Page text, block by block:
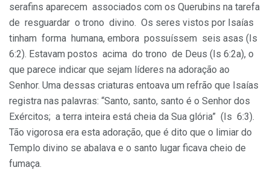
serafins aparecem associados com os Querubins na tarefa
de resguardar o trono divino. Os seres vistos por Isaías
tinham forma humana, embora possuíssem seis asas (Is
6:2). Estavam postos acima do trono de Deus (Is 6:2a), o
que parece indicar que sejam líderes na adoração ao
Senhor. Uma dessas criaturas entoava um refrão que Isaías
registra nas palavras: “Santo, santo, santo é o Senhor dos
Exércitos; a terra inteira está cheia da Sua glória” (Is 6:3).
Tão vigorosa era esta adoração, que é dito que o limiar do
Templo divino se abalava e o santo lugar ficava cheio de
fumaça.